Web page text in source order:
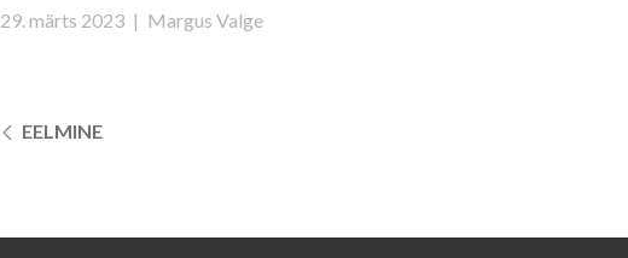
29. märts 2023 | Margus Valge
EELMINE